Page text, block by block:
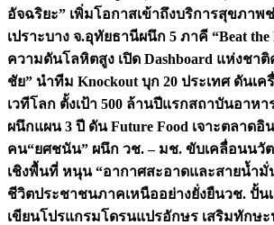
อัจฉริยะ” เพิ่มโอกาสเข้าถึงบริการสุขภาพ
เปราะบาง จ.อุทัยธานีผนึก 5 ภาคี “Beat the
ความดันโลหิตสูง เปิด Dashboard แห่งชา
ชัย” นำทีม Knockout บุก 20 ประเทศ ดันเ
เวทีโลก ตั้งเป้า 500 ล้านปีแรกสถาบันอาหา
ผนึกแผน 3 ปี ดัน Future Food เจาะตลาดอิ
คน“ยศชนัน” ผนึก วช. – มช. ขับเคลื่อนนวั
เชิงพื้นที่ หนุน “อากาศสะอาดและสายน้ำ
ชีวิตประชาชนภาคเหนืออย่างยั่งยืนวช. ปั้น
เขียนโปรแกรมโดรนแปรอักษร เสริมทักษ